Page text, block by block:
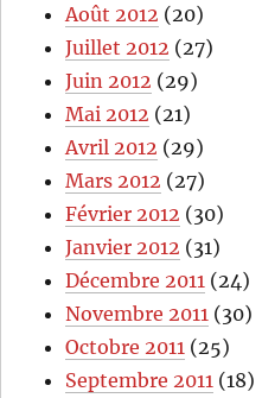
Août 2012 (20)
Juillet 2012 (27)
Juin 2012 (29)
Mai 2012 (21)
Avril 2012 (29)
Mars 2012 (27)
Février 2012 (30)
Janvier 2012 (31)
Décembre 2011 (24)
Novembre 2011 (30)
Octobre 2011 (25)
Septembre 2011 (18)